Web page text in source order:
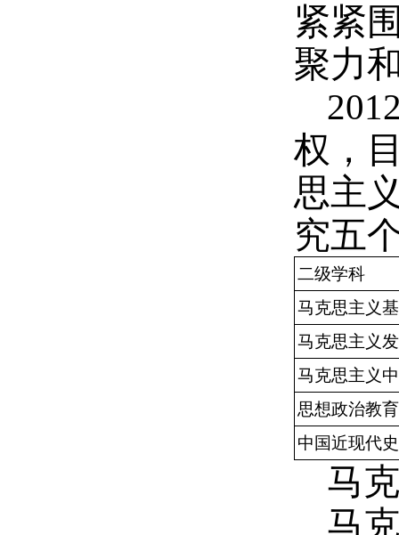
紧紧
聚力
权，
思主
究五
二级学科
马克思主义
马克思主义
马克思主义
思想政治教育
中国近现代
马
马